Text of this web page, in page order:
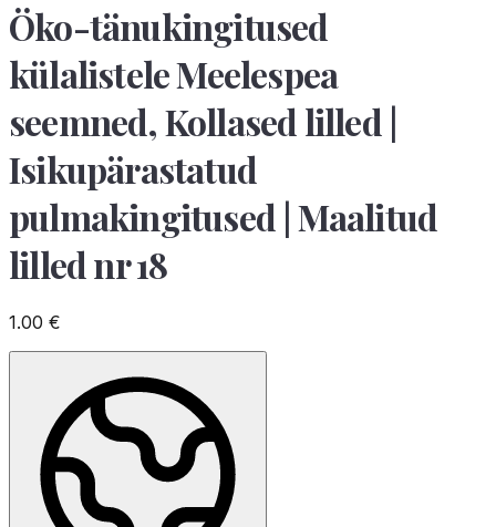
Öko-tänukingitused
külalistele Meelespea
seemned, Kollased lilled |
Isikupärastatud
pulmakingitused | Maalitud
lilled nr 18
1.00 €